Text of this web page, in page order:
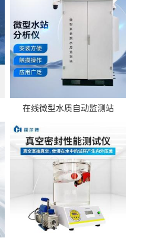
在线微型水质自动监测站